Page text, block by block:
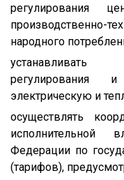
регулирования
производственно-
народного
устанавливать
регулирования
электрическую и
осуществлять
исполнительной
Федерации по
(тарифов),